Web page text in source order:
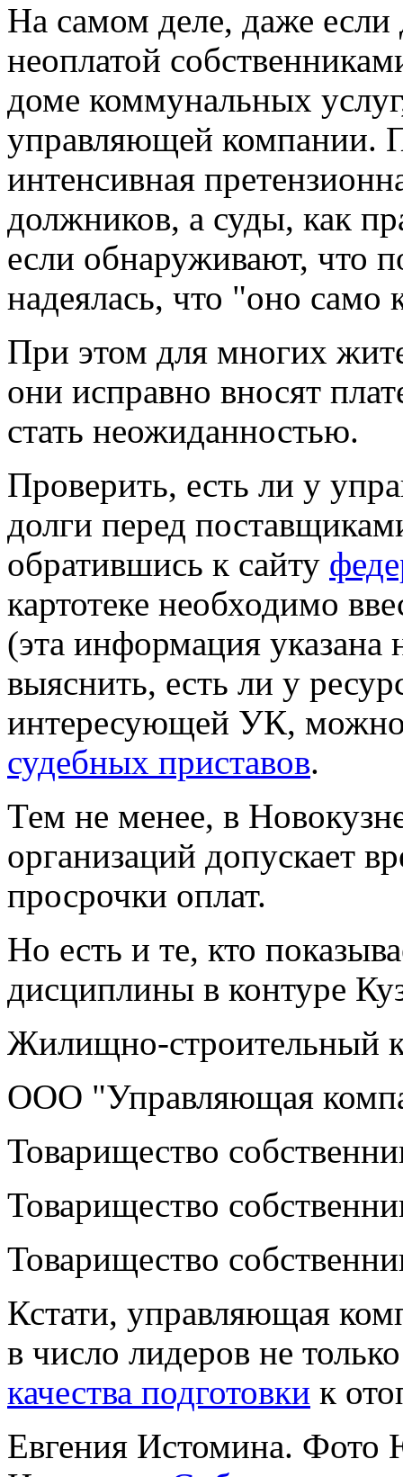
На самом деле, даже если
неоплатой
доме коммунальных
управляющей компании.
интенсивная
должников, а суды, как
если обнаруживают, что
надеялась, что "оно само
При этом для многих
они исправно вносят
стать неожиданностью.
Проверить, есть ли у
долги перед
обратившись к сайту
картотеке необходимо
(эта информация
выяснить, есть ли у
интересующей УК, можно
судебных приставов.
Тем не менее, в
организаций допускает
просрочки оплат.
Но есть и те, кто
дисциплины в контуре
Жилищно-строительный
ООО "Управляющая
Товарищество
Товарищество
Товарищество
Кстати, управляющая
в число лидеров не
качества подготовки к
Евгения Истомина. Фото